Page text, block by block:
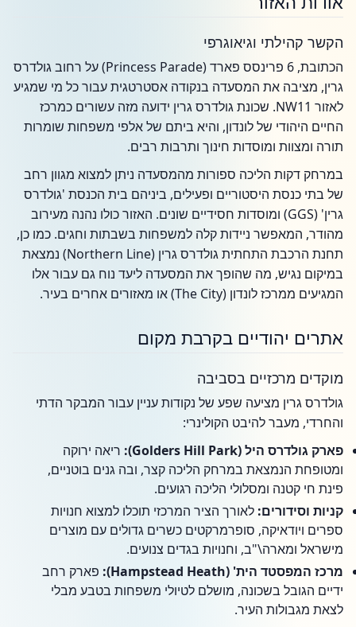
הקשר קהילתי וגיאוגרפי
הכתובת, 6 פרינסס פארד (Princess Parade) על רחוב גולדרס
גרין, מציבה את המסעדה בנקודה אסטרטגית עבור כל מי שמגיע
לאזור NW11. שכונת גולדרס גרין ידועה מזה עשורים כמרכז
החיים היהודי של לונדון, והיא ביתם של אלפי משפחות שומרות
תורה ומצוות ומוסדות חינוך ותרבות רבים.
במרחק דקות הליכה ספורות מהמסעדה ניתן למצוא מגוון רחב
של בתי כנסת היסטוריים ופעילים, ביניהם בית הכנסת 'גולדרס
גרין' (GGS) ומוסדות חסידיים שונים. האזור כולו נהנה מעירוב
מהודר, המאפשר ניידות קלה למשפחות בשבתות וחגים. כמו כן,
תחנת הרכבת התחתית גולדרס גרין (Northern Line) נמצאת
במיקום נגיש, מה שהופך את המסעדה ליעד נוח גם עבור אלו
המגיעים ממרכז לונדון (The City) או מאזורים אחרים בעיר.
אתרים יהודיים בקרבת מקום
מוקדים מרכזיים בסביבה
גולדרס גרין מציעה שפע של נקודות עניין עבור המבקר הדתי
והחרדי, מעבר להיבט הקולינרי:
פארק גולדרס היל (Golders Hill Park):
ריאה ירוקה
ומטופחת הנמצאת במרחק הליכה קצר, ובה גנים בוטניים,
פינת חי קטנה ומסלולי הליכה רגועים.
קניות וסידורים: לאורך הציר המרכזי תוכלו למצוא חנויות
ספרים ויודאיקה, סופרמרקטים כשרים גדולים עם מוצרים
מישראל ומארה\"ב, וחנויות בגדים צנועים.
מרכז המפסטד הית' (Hampstead Heath):
פארק רחב
ידיים הגובל בשכונה, מושלם לטיולי משפחות בטבע מבלי
לצאת מגבולות העיר.